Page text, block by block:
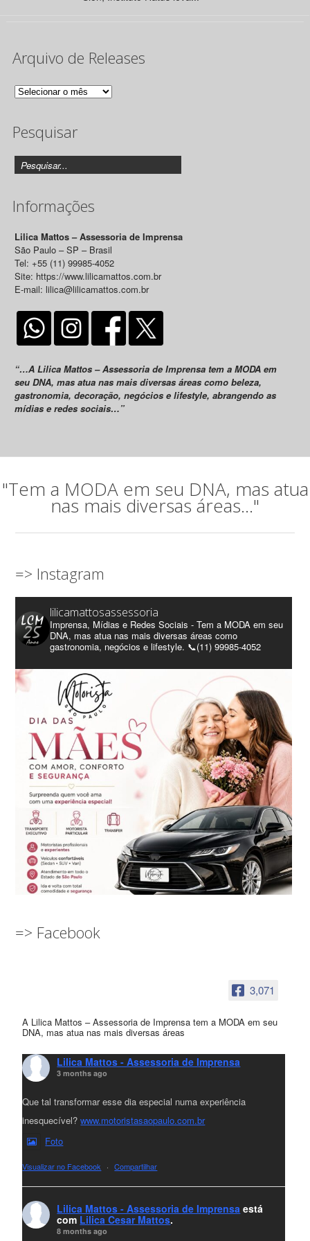
Arquivo de Releases
Arquivo
Releases
Pesquisar
Informações
Lilica Mattos – Assessoria de Imprensa
São Paulo – SP – Brasil
Tel: +55 (11) 99985-4052
Site: https://www.lilicamattos.com.br
E-mail: lilica@lilicamattos.com.br
“…A Lilica Mattos – Assessoria de Imprensa tem a MODA em
seu DNA, mas atua nas mais diversas áreas como beleza,
gastronomia, decoração, negócios e lifestyle, abrangendo as
mídias e redes sociais…”
"Tem a MODA em seu DNA, mas atua
nas mais diversas áreas..."
=> Instagram
lilicamattosassessoria
Imprensa, Mídias e Redes Sociais - Tem a MODA em seu
DNA, mas atua nas mais diversas áreas como
gastronomia, negócios e lifestyle. 📞(11) 99985-4052
=> Facebook
3,071
A Lilica Mattos – Assessoria de Imprensa tem a MODA em seu
DNA, mas atua nas mais diversas áreas
Lilica Mattos - Assessoria de Imprensa
3 months ago
Que tal transformar esse dia especial numa experiência
inesquecível?www.motoristasaopaulo.com.br
Foto
Visualizar no Facebook · Compartilhar
Lilica Mattos - Assessoria de Imprensa está
com Lilica Cesar Mattos.
8 months ago